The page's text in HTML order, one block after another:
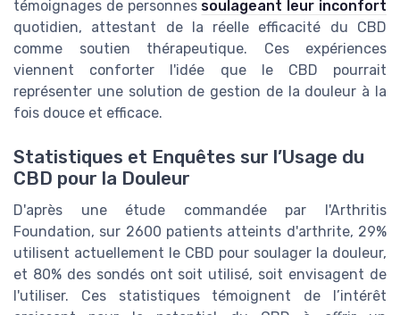
témoignages de personnes soulageant leur inconfort
quotidien, attestant de la réelle efficacité du CBD
comme soutien thérapeutique. Ces expériences
viennent conforter l'idée que le CBD pourrait
représenter une solution de gestion de la douleur à la
fois douce et efficace.
Statistiques et Enquêtes sur l’Usage du
CBD pour la Douleur
D'après une étude commandée par l'Arthritis
Foundation, sur 2600 patients atteints d'arthrite, 29%
utilisent actuellement le CBD pour soulager la douleur,
et 80% des sondés ont soit utilisé, soit envisagent de
l'utiliser. Ces statistiques témoignent de l’intérêt